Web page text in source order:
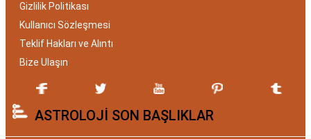
belirlemede etkilidir.
Akrep Burcu Özellikleri:
Gizemli ve Kararlı
Akrep burcu, astrolojide 23 Ekim ile 21 Kasım
tarihleri arasında doğanları ifade eder. Bu
dönemde doğan bireyler genellikle gizemli ve derin
Gizlilik Politikası
Kullanıcı Sözleşmesi
Teklif Hakları ve Alıntı
Bize Ulaşın
ASTROLOJİ SON BAŞLIKLAR